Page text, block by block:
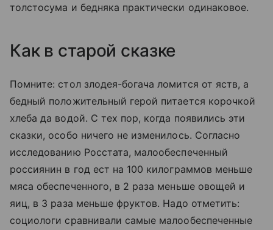
толстосума и бедняка практически одинаковое.
Как в старой сказке
Помните: стол злодея-богача ломится от яств, а
бедный положительный герой питается корочкой
хлеба да водой. С тех пор, когда появились эти
сказки, особо ничего не изменилось. Согласно
исследованию Росстата, малообеспеченный
россиянин в год ест на 100 килограммов меньше
мяса обеспеченного, в 2 раза меньше овощей и
яиц, в 3 раза меньше фруктов. Надо отметить:
социологи сравнивали самые малообеспеченные